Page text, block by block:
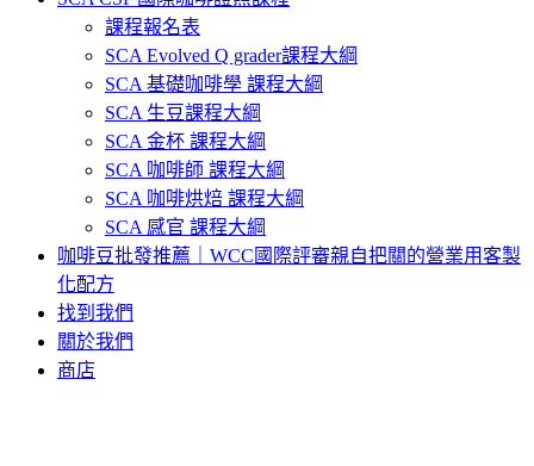
課程報名表
SCA Evolved Q grader課程大綱
SCA 基礎咖啡學 課程大綱
SCA 生豆課程大綱
SCA 金杯 課程大綱
SCA 咖啡師 課程大綱
SCA 咖啡烘焙 課程大綱
SCA 感官 課程大綱
咖啡豆批發推薦｜WCC國際評審親自把關的營業用客製
化配方
找到我們
關於我們
商店